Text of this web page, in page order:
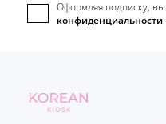
Оформляя подписку, вы
конфиденциальности